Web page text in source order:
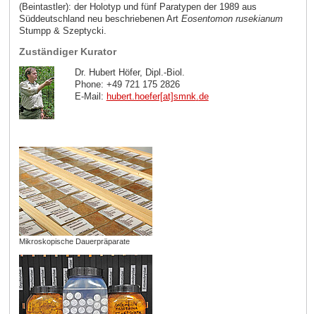
(Beintastler): der Holotyp und fünf Paratypen der 1989 aus
Süddeutschland neu beschriebenen Art Eosentomon rusekianum
Stumpp & Szeptycki.
Zuständiger Kurator
Dr. Hubert Höfer, Dipl.-Biol.
Phone: +49 721 175 2826
E-Mail: hubert.hoefer[at]smnk.de
Mikroskopische Dauerpräparate